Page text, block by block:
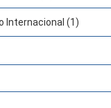
Internacional (1)